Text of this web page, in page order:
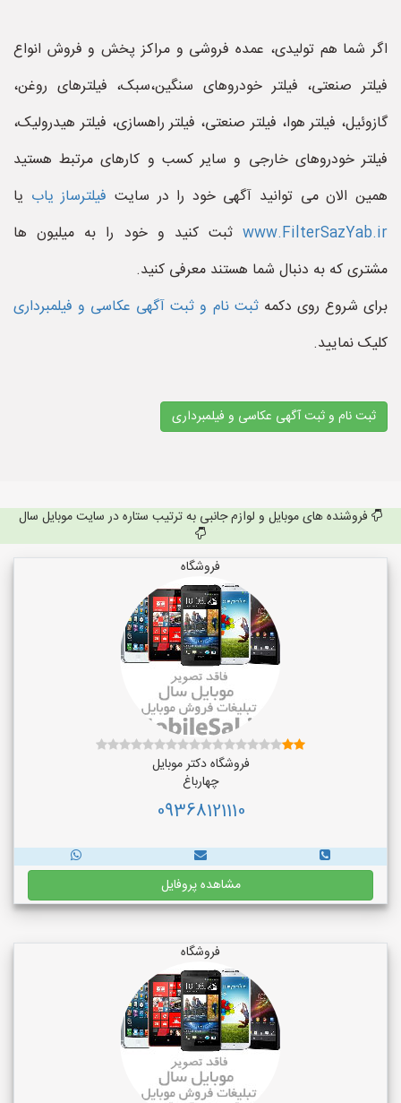
اگر شما هم تولیدی، عمده فروشی و مراکز پخش و فروش انواع
فیلتر صنعتی، فیلتر خودروهای سنگین،سبک، فیلترهای روغن،
گازوئیل، فیلتر هوا، فیلتر صنعتی، فیلتر راهسازی، فیلتر هیدرولیک،
فیلتر خودروهای خارجی و سایر کسب و کارهای مرتبط هستید
همین الان می توانید آگهی خود را در سایت فیلترساز یاب یا
www.FilterSazYab.ir ثبت کنید و خود را به میلیون ها
مشتری که به دنبال شما هستند معرفی کنید.
برای شروع روی دکمهثبت نام و ثبت آگهی عکاسی و فیلمبرداری
کلیک نمایید.
ثبت نام و ثبت آگهی عکاسی و فیلمبرداری
فروشنده های موبایل و لوازم جانبی به ترتیب ستاره در سایت موبایل سال
فروشگاه
فروشگاه دکتر موبایل
چهارباغ
09368121110
مشاهده پروفایل
فروشگاه